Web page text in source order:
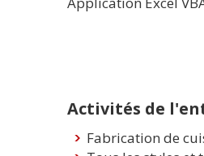
Activités de
Fabrication de